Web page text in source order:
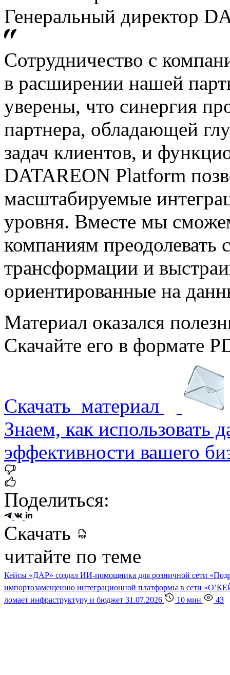
Генеральный директор
Сотрудничество с
в расширении нашей
уверены, что синергия
партнера, обладающей
задач клиентов, и
DATAREON Platform
масштабируемые
уровня. Вместе мы
компаниям
трансформации и
ориентированные на
Материал оказался
Скачайте его в формате
Скачать материал
Знаем, как использовать
эффективности вашего
Поделиться:
Скачать
читайте по теме
Кейсы «ДАР» создал ИИ-помощника для розничной сети
импортозамещению интеграционной платформы в сети
ломает инфраструктуру и бюджет 31.07.2026 10 мин 43